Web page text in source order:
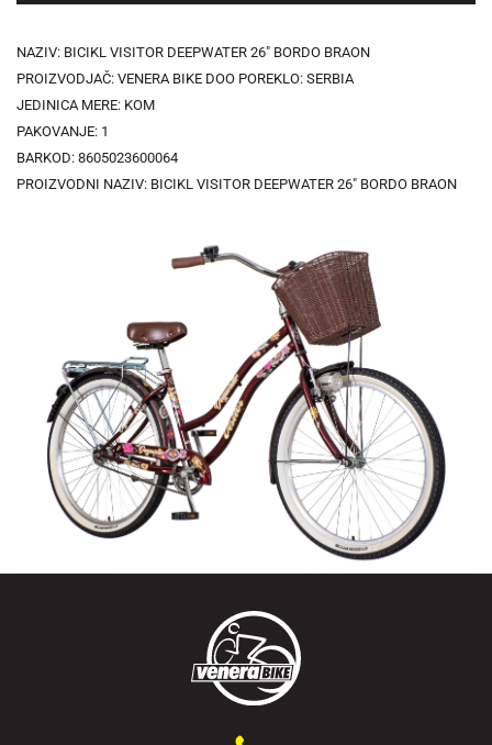
NAZIV: BICIKL VISITOR DEEPWATER 26" BORDO BRAON
PROIZVODJAČ: VENERA BIKE DOO POREKLO: SERBIA
JEDINICA MERE: KOM
PAKOVANJE: 1
BARKOD: 8605023600064
PROIZVODNI NAZIV: BICIKL VISITOR DEEPWATER 26" BORDO BRAON